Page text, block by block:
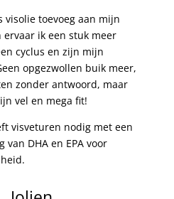
visolie toevoeg aan mijn
ik een stuk meer
cyclus en zijn mijn
opgezwollen buik meer,
zonder antwoord, maar
vel en mega fit!
visveturen nodig met een
DHA en EPA voor